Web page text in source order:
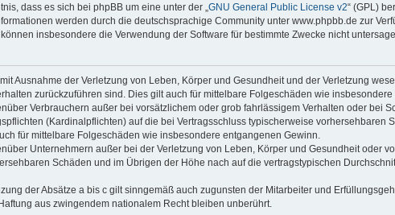
dass es sich bei phpBB um eine unter der „ GNU General Public License v2“ (GPL)
werden durch die deutschsprachige Community unter www.phpbb.de zur
insbesondere die Verwendung der Software für bestimmte Zwecke nicht
Ausnahme der Verletzung von Leben, Körper und Gesundheit und der Verletzung
zurückzuführen sind. Dies gilt auch für mittelbare Folgeschäden wie
Verbrauchern außer bei vorsätzlichem oder grob fahrlässigem Verhalten oder bei
(Kardinalpflichten) auf die bei Vertragsschluss typischerweise
für mittelbare Folgeschäden wie insbesondere entgangenen Gewinn.
Unternehmern außer bei der Verletzung von Leben, Körper und Gesundheit oder
Schäden und im Übrigen der Höhe nach auf die vertragstypischen
der Absätze a bis c gilt sinngemäß auch zugunsten der Mitarbeiter und
aus zwingendem nationalem Recht bleiben unberührt.